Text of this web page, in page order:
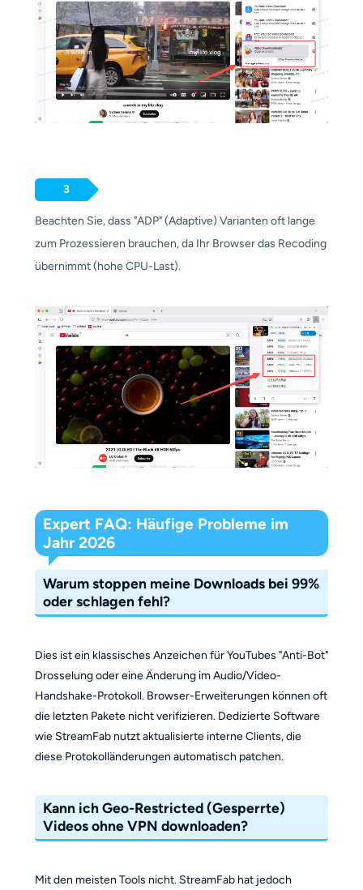
3
Beachten Sie, dass "ADP" (Adaptive) Varianten oft lange
zum Prozessieren brauchen, da Ihr Browser das Recoding
übernimmt (hohe CPU-Last).
Expert FAQ: Häufige Probleme im
Jahr 2026
Warum stoppen meine Downloads bei 99%
oder schlagen fehl?
Dies ist ein klassisches Anzeichen für YouTubes "Anti-Bot"
Drosselung oder eine Änderung im Audio/Video-
Handshake-Protokoll. Browser-Erweiterungen können oft
die letzten Pakete nicht verifizieren. Dedizierte Software
wie StreamFab nutzt aktualisierte interne Clients, die
diese Protokolländerungen automatisch patchen.
Kann ich Geo-Restricted (Gesperrte)
Videos ohne VPN downloaden?
Mit den meisten Tools nicht. StreamFab hat jedoch